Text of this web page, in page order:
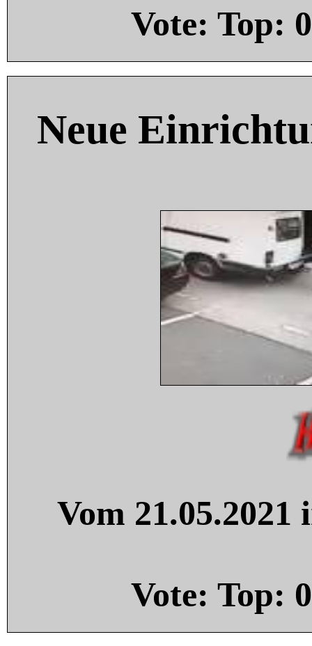
Vote: Top: 0
Neue
Vom
Vote: Top: 0